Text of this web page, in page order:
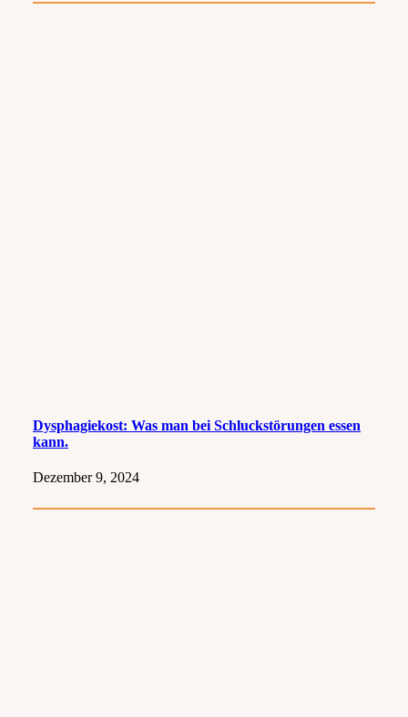
Dysphagiekost: Was man bei Schluckstörungen essen
kann.
Dezember 9, 2024